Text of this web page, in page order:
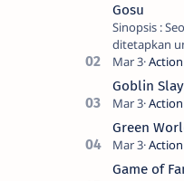
Gosu
Sinopsis : Seorang pemuda yang
ditetapkan
masternya,
kuat sekali
buahn…
Goblin
Green
Game of